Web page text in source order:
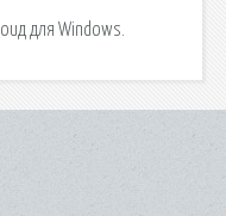
для Windows.